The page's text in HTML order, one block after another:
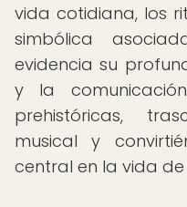
vida cotidiana, los
simbólica
evidencia su
y la
prehistóricas,
musical y
central en la vida